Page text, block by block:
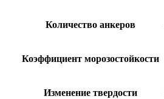
Количество анкеров
Коэффициент морозостойкости
Изменение твердости